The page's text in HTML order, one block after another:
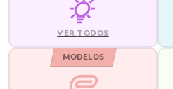
VER TODOS
MODELOS